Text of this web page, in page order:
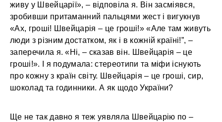
живу у Швейцарії», – відповіла я. Він засміявся,
зробивши притаманний пальцями жест і вигукнув
«Ах, гроші! Швейцарія – це гроші!» «Але там живуть
люди з різним достатком, як і в кожній країні!”, –
заперечила я. «Ні, – сказав він. Швейцарія – це
гроші!». І я подумала: стереотипи та міфи існують
про кожну з країн світу. Швейцарія – це гроші, сир,
шоколад та годинники. А як щодо України?
Ще не так давно я теж уявляла Швейцарію по –